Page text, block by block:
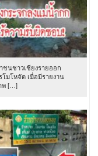
ชนชาวเชียงรายออก
โมโหจัด เมื่อมีรายงาน
พ […]